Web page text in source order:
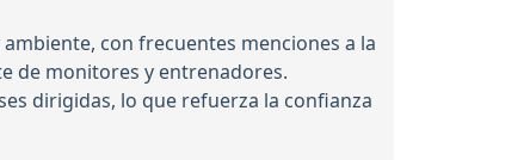
con frecuentes menciones a la
de monitores y entrenadores.
dirigidas, lo que refuerza la confianza